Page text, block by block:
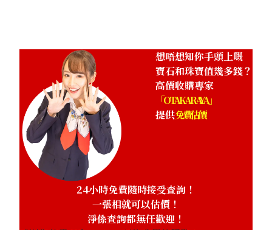
想唔想知你手頭上嘅
寶石和珠寶值幾多錢？
高價收購專家
「OTAKARAYA」
提供免費估價
24小時免費隨時接受查詢！
一張相就可以估價！
淨係查詢都無任歡迎！